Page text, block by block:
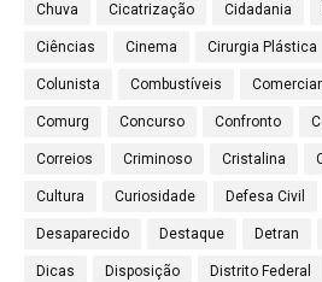
Chuva Cicatrização Cidadania
Ciências Cinema Cirurgia Plástica
Colunista Combustíveis
Comurg Concurso Confronto
Correios Criminoso Cristalina
Cultura Curiosidade Defesa Civil
Desaparecido Destaque Detran
Dicas Disposição Distrito Federal